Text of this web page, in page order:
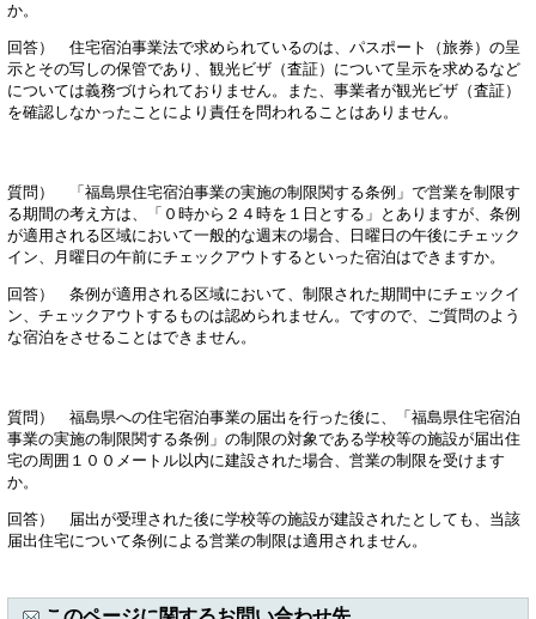
か。
回答） 住宅宿泊事業法で求められているのは、パスポート（旅券）の呈
示とその写しの保管であり、観光ビザ（査証）について呈示を求めるなど
については義務づけられておりません。また、事業者が観光ビザ（査証）
を確認しなかったことにより責任を問われることはありません。
質問） 「福島県住宅宿泊事業の実施の制限関する条例」で営業を制限す
る期間の考え方は、「０時から２４時を１日とする」とありますが、条例
が適用される区域において一般的な週末の場合、日曜日の午後にチェック
イン、月曜日の午前にチェックアウトするといった宿泊はできますか。
回答） 条例が適用される区域において、制限された期間中にチェックイ
ン、チェックアウトするものは認められません。ですので、ご質問のよう
な宿泊をさせることはできません。
質問） 福島県への住宅宿泊事業の届出を行った後に、「福島県住宅宿泊
事業の実施の制限関する条例」の制限の対象である学校等の施設が届出住
宅の周囲１００メートル以内に建設された場合、営業の制限を受けます
か。
回答） 届出が受理された後に学校等の施設が建設されたとしても、当該
届出住宅について条例による営業の制限は適用されません。